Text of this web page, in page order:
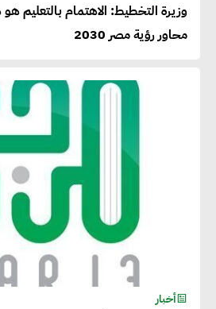
وزيرة التخطيط: الاهتمام
محاور رؤية مصر 2030
أخبار